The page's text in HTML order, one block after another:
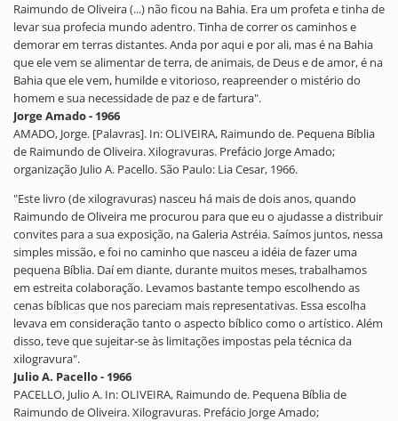
Raimundo de Oliveira (...) não ficou na Bahia. Era um profeta e tinha de
levar sua profecia mundo adentro. Tinha de correr os caminhos e
demorar em terras distantes. Anda por aqui e por ali, mas é na Bahia
que ele vem se alimentar de terra, de animais, de Deus e de amor, é na
Bahia que ele vem, humilde e vitorioso, reapreender o mistério do
homem e sua necessidade de paz e de fartura".
Jorge Amado - 1966
AMADO, Jorge. [Palavras]. In: OLIVEIRA, Raimundo de. Pequena Bíblia
de Raimundo de Oliveira. Xilogravuras. Prefácio Jorge Amado;
organização Julio A. Pacello. São Paulo: Lia Cesar, 1966.
"Este livro (de xilogravuras) nasceu há mais de dois anos, quando
Raimundo de Oliveira me procurou para que eu o ajudasse a distribuir
convites para a sua exposição, na Galeria Astréia. Saímos juntos, nessa
simples missão, e foi no caminho que nasceu a idéia de fazer uma
pequena Bíblia. Daí em diante, durante muitos meses, trabalhamos
em estreita colaboração. Levamos bastante tempo escolhendo as
cenas bíblicas que nos pareciam mais representativas. Essa escolha
levava em consideração tanto o aspecto bíblico como o artístico. Além
disso, teve que sujeitar-se às limitações impostas pela técnica da
xilogravura".
Julio A. Pacello - 1966
PACELLO, Julio A. In: OLIVEIRA, Raimundo de. Pequena Bíblia de
Raimundo de Oliveira. Xilogravuras. Prefácio Jorge Amado;